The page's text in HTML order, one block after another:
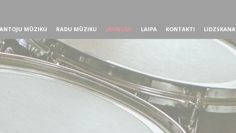
MŪZIKU RADU MŪZIKU JAUNUMI LAIPA KONTAKTI LIDZSKANA